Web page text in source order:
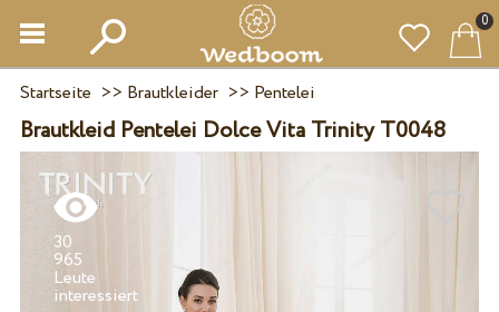
0
Startseite >> Brautkleider>> Pentelei
Brautkleid Pentelei Dolce Vita Trinity T0048
30
965
Leute